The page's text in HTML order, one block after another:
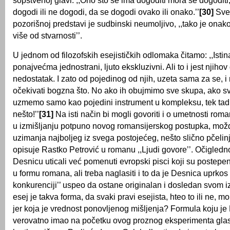
dogodi ili ne dogodi, da se dogodi ovako ili onako.’’[30]
pozorišnoj predstavi je sudbinski neumoljivo, ,,tako je
više od stvarnosti’’.
U jednom od filozofskih esejističkih odlomaka čitamo:
ponajvećma jednostrani, ljuto ekskluzivni. Ali to i jest njihov
nedostatak. I zato od pojedinog od njih, uzeta sama za se, i
očekivati bogzna što. No ako ih obujmimo sve skupa, ako
uzmemo samo kao pojedini instrument u kompleksu, tek
nešto!’’[31] Na isti način bi mogli govoriti i o umetnosti
u izmišljanju potpuno novog romansijerskog postupka,
uzimanja najboljeg iz svega postojećeg, nešto slično
opisuje Rastko Petrović u romanu ,,Ljudi govore’’.
Desnicu uticali već pomenuti evropski pisci koji su
u formu romana, ali treba naglasiti i to da je Desnica
konkurenciji’’ uspeo da ostane originalan i dosledan svom
esej je takva forma, da svaki pravi esejista, hteo to ili ne,
jer koja je vrednost ponovljenog mišljenja? Formula koju je
verovatno imao na početku ovog proznog eksperimenta